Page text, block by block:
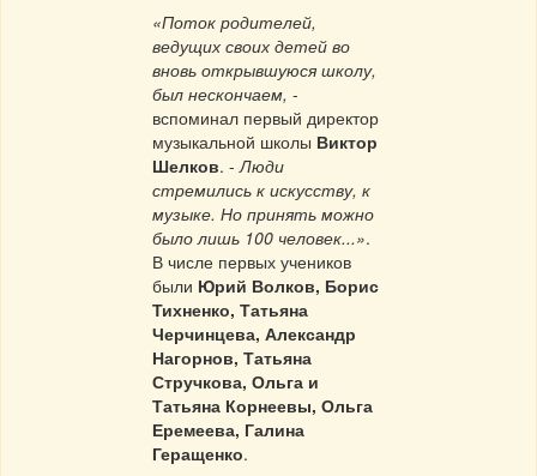
«Поток родителей,
ведущих своих детей во
вновь открывшуюся школу,
был нескон­чаем, -
вспоминал первый директор
музыкальной школы Виктор
Шелков. -Люди
стремились к искусству, к
музыке. Но принять можно
было лишь 100 человек...».
В числе первых учеников
были Юрий Волков, Борис
Тихненко, Татьяна
Черчинцева, Александр
Нагорнов, Татьяна
Стручкова, Ольга и
Татьяна Корнеевы, Ольга
Еремеева, Галина
Геращенко.